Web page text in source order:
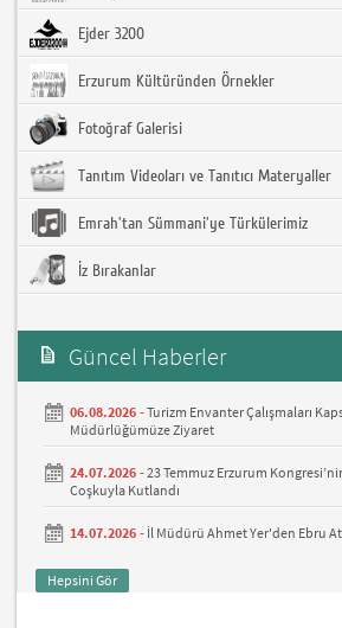
Ejder 3200
Erzurum Kültüründen Örnekler
Fotoğraf Galerisi
Tanıtım Videoları ve Tanıtıcı Materyaller
Emrah'tan Sümmani'ye Türkülerimiz
İz Bırakanlar
Güncel Haberler
06.08.2026 -Turizm Envanter Çalışmaları
Müdürlüğümüze Ziyaret
24.07.2026 -23 Temmuz Erzurum
Coşkuyla Kutlandı
14.07.2026 - İl Müdürü Ahmet Yer'den Ebru
Hepsini Gör